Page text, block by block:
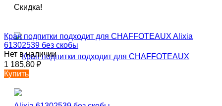
Скидка!
Кран подпитки подходит для CHAFFOTEAUX Alixia
61302539 без скобы
Нет в наличии
1 185,80 ₽
Купить